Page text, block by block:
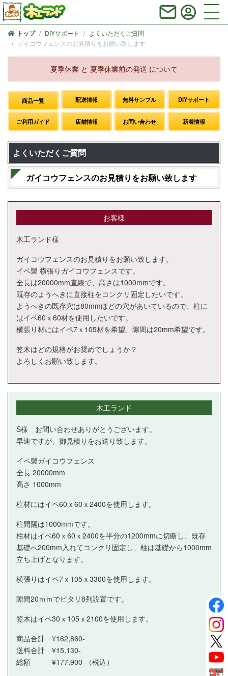
トップ DIYサポート
よくいただくご質問
ガイコウフェンスのお見積りをお願い致します
夏季休業 と 夏季休業前の発送 について
商品一覧 配送情報 無料サンプル DIYサポート
ご利用ガイド 店舗情報 お問い合わせ 新着情報
よくいただくご質問
ガイコウフェンスのお見積りをお願い致します
お客様
木工ランド様
ガイコウフェンスのお見積りをお願い致します。
イペ製 横張りガイコウフェンスです。
全長は20000mm直線で、高さは1000mmです。
既存のようへきに直接柱をコンクリ固定したいです。
ようへきの既存穴は80mmほどの穴があいているので、柱に
はイペ60ｘ60材を使用したいです。
横張り材にはイペ7ｘ105材を希望、隙間は20mm希望です。
笠木はどの規格がお奨めでしょうか？
よろしくお願い致します。
木工ランド
S様 お問い合わせありがとうございます。
早速ですが、御見積りをお送り致します。
イペ製ガイコウフェンス
全長 20000mm
高さ 1000mm
柱材にはイペ60ｘ60ｘ2400を使用します。
柱間隔は1000mmです。
柱材はイペ60ｘ60ｘ2400を半分の1200mmに切断し、既存
基礎へ200mm入れてコンクリ固定し、柱は基礎から1000mm
立ち上げとなります。
横張りはイペ7ｘ105ｘ3300を使用します。
隙間20ｍｍでピタリ8列設置です。
笠木はイペ30ｘ105ｘ2100を使用します。
商品合計 ¥162,860-
送料合計 ¥15,130-
総額 ¥177,900-（税込）